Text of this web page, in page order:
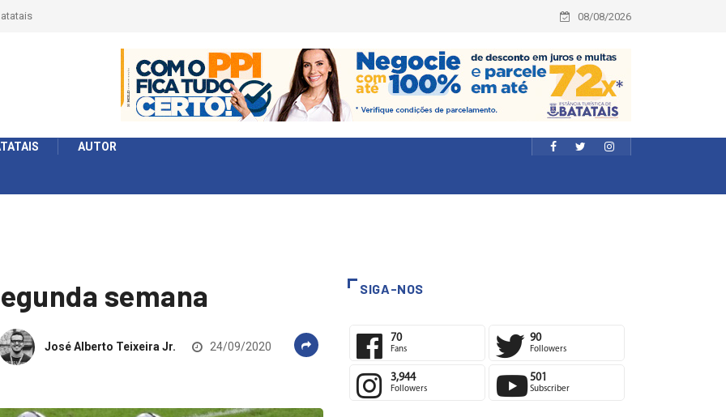
Série
08/08/2026
AUTOR
semana
José Alberto Teixeira Jr. 24/09/2020
SIGA-NOS
70
Fans
90
Followers
3,944
Followers
501
Subscriber